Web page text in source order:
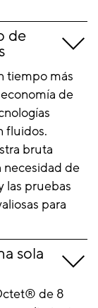
de
tiempo más
de
fluidos.
bruta
necesidad de
las pruebas
para
sola
de 8